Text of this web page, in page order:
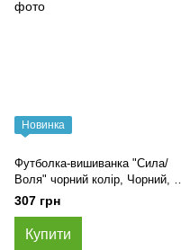
Новинка
Футболка-вишиванка "Сила/
Воля" чорний колір, Чорний, 98
(3 роки)
307 грн
Купити